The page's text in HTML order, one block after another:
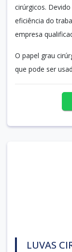
cirúrgicos.
eficiência do
empresa
O papel grau
que pode ser
LUVAS